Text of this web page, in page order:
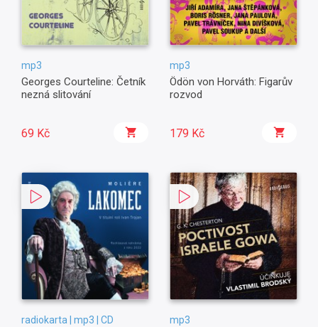
mp3
Georges Courteline: Četník
nezná slitování
69 Kč
mp3
Ödön von Horváth: Figarův
rozvod
179 Kč
radiokarta | mp3 | CD mp3